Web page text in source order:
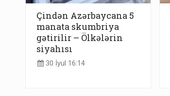
Çindən Azərbaycana 5
manata skumbriya
gətirilir – Ölkələrin
siyahısı
30 İyul 16:14